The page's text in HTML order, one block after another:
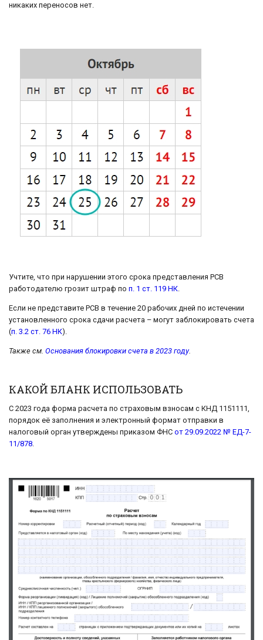
никаких переносов нет.
Учтите, что при нарушении этого срока представления РСВ
работодателю грозит штраф по п. 1 ст. 119 НК.
Если не представите РСВ в течение 20 рабочих дней по истечении
установленного срока сдачи расчета – могут заблокировать счета
(п. 3.2 ст. 76 НК).
Также см. Основания блокировки счета в 2023 году
КАКОЙ БЛАНК ИСПОЛЬЗОВАТЬ
С 2023 года форма расчета по страховым взносам с КНД 1151111,
порядок её заполнения и электронный формат отправки в
налоговый орган утверждены приказом ФНС от 29.09.2022 № ЕД-7-
11/878